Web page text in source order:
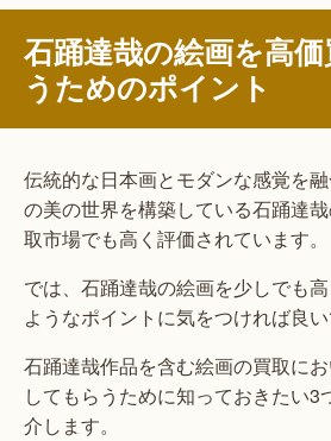
石踊達哉の絵画を高
うためのポイント
伝統的な日本画とモダンな感覚を
の美の世界を構築している石踊達
取市場でも高く評価されています。
では、石踊達哉の絵画を少しでも
ようなポイントに気をつければ良い
石踊達哉作品を含む絵画の買取に
してもらうために知っておきたい3
介します。